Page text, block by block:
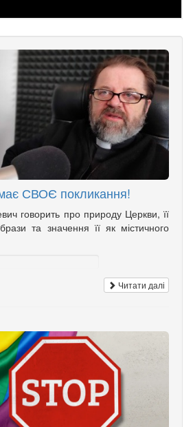
СВОЄ покликання!
говорить про природу Церкви, її
та значення її як містичного
Читати далі